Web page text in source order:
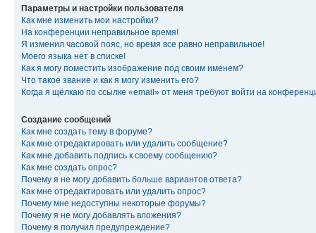
Параметры и настройки пользователя
Как мне изменить мои настройки?
На конференции неправильное время!
Я изменил часовой пояс, но время все равно неправильное!
Моего языка нет в списке!
Как я могу поместить изображение под своим именем?
Что такое звание и как я могу изменить его?
Когда я щёлкаю по ссылке «email» от меня требуют войти на
Создание сообщений
Как мне создать тему в форуме?
Как мне отредактировать или удалить сообщение?
Как мне добавить подпись к своему сообщению?
Как мне создать опрос?
Почему я не могу добавить больше вариантов ответа?
Как мне отредактировать или удалить опрос?
Почему мне недоступны некоторые форумы?
Почему я не могу добавлять вложения?
Почему я получил предупреждение?